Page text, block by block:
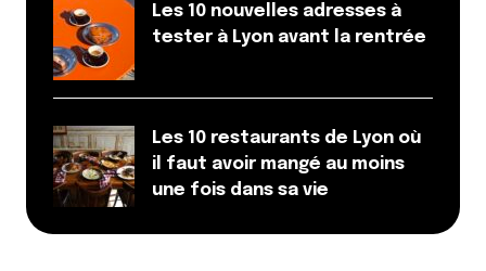
Les 10 nouvelles adresses à
tester à Lyon avant la rentrée
Les 10 restaurants de Lyon où
il faut avoir mangé au moins
une fois dans sa vie